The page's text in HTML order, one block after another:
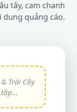
tây, cam chanh
quảng cáo.